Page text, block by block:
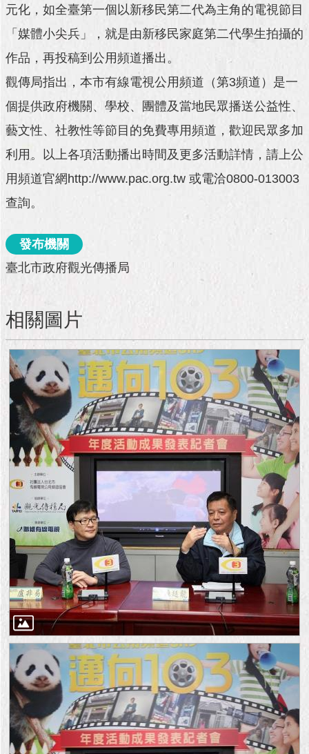
與
專
區
臺
北
旅
遊
政
網
站
資
開
放
宣
隱
私
權
及
資
訊
安
全
政
RSS
聯
絡
我
們
（陳
系
統
1999）
元化，如全臺第一個以新移民第二代為主角的電視節目
「媒體小尖兵」，就是由新移民家庭第二代學生拍攝的
作品，再投稿到公用頻道播出。
觀傳局指出，本市有線電視公用頻道（第3頻道）是一
個提供政府機關、學校、團體及當地民眾播送公益性、
藝文性、社教性等節目的免費專用頻道，歡迎民眾多加
利用。以上各項活動播出時間及更多活動詳情，請上公
用頻道官網http://www.pac.org.tw 或電洽0800-013003
查詢。
發布機關
臺北市政府觀光傳播局
相關圖片